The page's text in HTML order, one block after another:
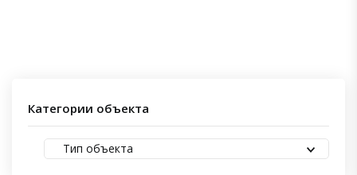
Категории объекта
Тип объекта